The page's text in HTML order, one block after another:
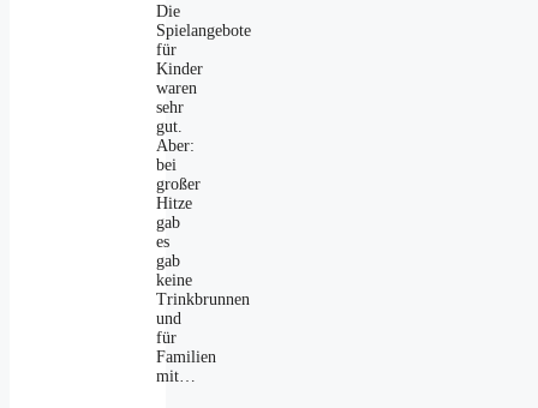
Die
Spielangebote
für
Kinder
waren
sehr
gut.
Aber:
bei
großer
Hitze
gab
es
gab
keine
Trinkbrunnen
und
für
Familien
mit…